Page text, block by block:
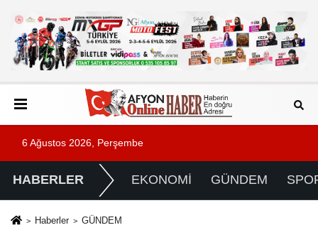
6 Ağustos 2026, Perşembe
HABERLER EKONOMİ GÜNDEM
Haberler GÜNDEM